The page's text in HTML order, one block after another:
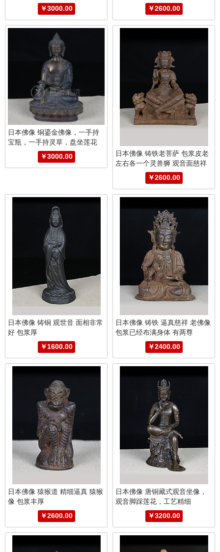
￥3000.00 ￥2600.00
日本佛像 铜鎏金佛像，一手持
宝瓶，一手持灵草，盘坐莲花
盘，年份久，包浆皮壳漂亮。
￥3000.00
日本佛像 铸铁老菩萨 包浆皮老
左右各一个灵兽狮 观音面慈祥
露笑 普度众生
￥2600.00
日本佛像 铸铜 观世音 面相非常
好 包浆厚
￥1600.00
日本佛像 铸铁 逼真慈祥 老佛像
包浆已经布满身体 有两尊
￥2400.00
日本佛像 猿猴道 精细逼真 猿猴
像 包浆丰厚
￥2600.00
日本佛像 唐铜藏式观音坐像，
观音脚踩莲花，工艺精细
￥3200.00